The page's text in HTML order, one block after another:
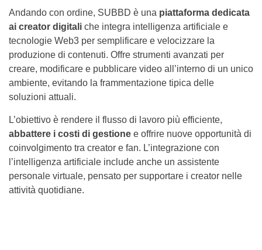
Andando con ordine, SUBBD è una piattaforma dedicata
ai creator digitali che integra intelligenza artificiale e
tecnologie Web3 per semplificare e velocizzare la
produzione di contenuti. Offre strumenti avanzati per
creare, modificare e pubblicare video all’interno di un unico
ambiente, evitando la frammentazione tipica delle
soluzioni attuali.
L’obiettivo è rendere il flusso di lavoro più efficiente,
abbattere i costi di gestione e offrire nuove opportunità di
coinvolgimento tra creator e fan. L’integrazione con
l’intelligenza artificiale include anche un assistente
personale virtuale, pensato per supportare i creator nelle
attività quotidiane.